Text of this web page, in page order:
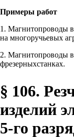
Примеры работ
1. Магнитопроводы
на многоручьевых
2. Магнитопроводы
фрезерныхстанках.
§ 106.
изделий
5-го